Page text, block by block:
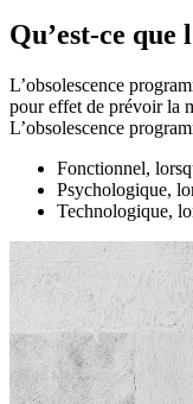
Qu’est-ce que
L’obsolescence
pour effet de prévoir la
L’obsolescence
Fonctionnel,
Psychologique,
Technologique,